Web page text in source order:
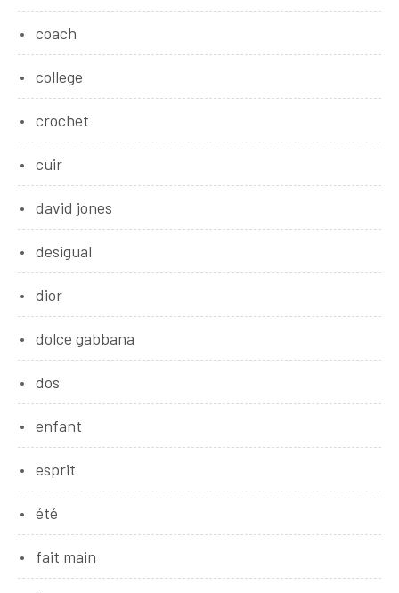
coach
college
crochet
cuir
david jones
desigual
dior
dolce gabbana
dos
enfant
esprit
été
fait main